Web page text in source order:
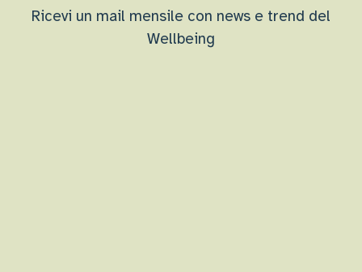
Ricevi un mail mensile con news e trend del
Wellbeing